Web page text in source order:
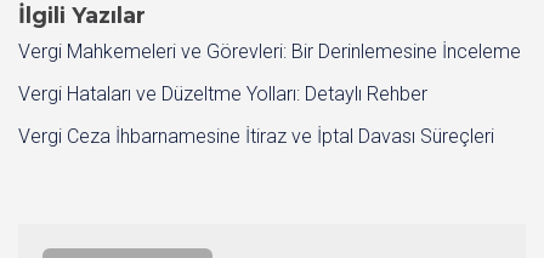
İlgili Yazılar
Vergi Mahkemeleri ve Görevleri: Bir Derinlemesine İnceleme
Vergi Hataları ve Düzeltme Yolları: Detaylı Rehber
Vergi Ceza İhbarnamesine İtiraz ve İptal Davası Süreçleri